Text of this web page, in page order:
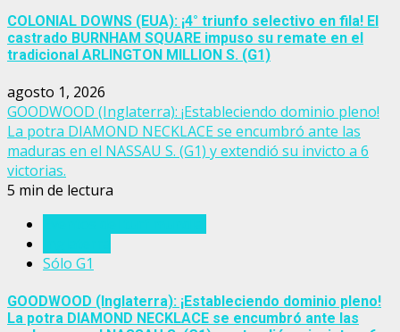
COLONIAL DOWNS (EUA): ¡4° triunfo selectivo en fila! El
castrado BURNHAM SQUARE impuso su remate en el
tradicional ARLINGTON MILLION S. (G1)
agosto 1, 2026
GOODWOOD (Inglaterra): ¡Estableciendo dominio pleno!
La potra DIAMOND NECKLACE se encumbró ante las
maduras en el NASSAU S. (G1) y extendió su invicto a 6
victorias.
5 min de lectura
Sólo G1
GOODWOOD (Inglaterra): ¡Estableciendo dominio pleno!
La potra DIAMOND NECKLACE se encumbró ante las